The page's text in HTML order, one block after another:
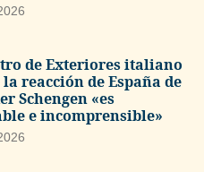
de Exteriores italiano
reacción de España de
Schengen «es
e incomprensible»